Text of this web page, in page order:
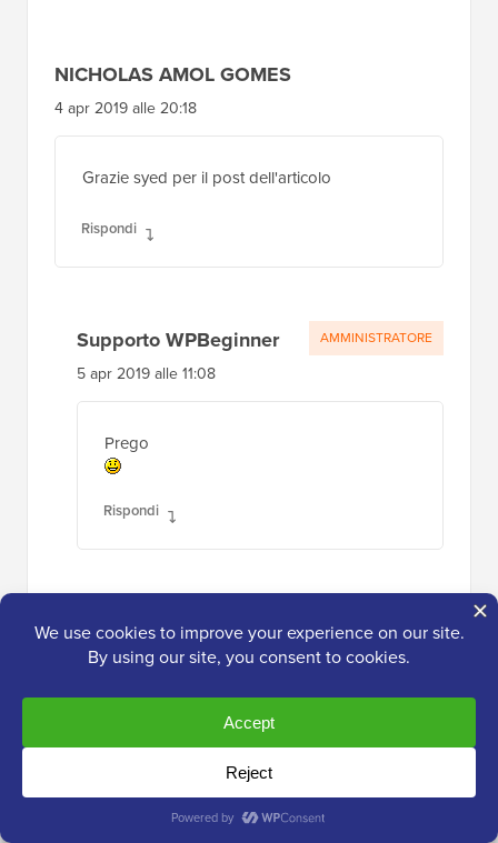
NICHOLAS AMOL GOMES
4 apr 2019 alle 20:18
Grazie syed per il post dell'articolo
Rispondi
Supporto WPBeginner
5 apr 2019 alle 11:08
Prego
Rispondi
AMMINISTRATORE
Adewale Mudasiru
Belle informazioni
Rispondi